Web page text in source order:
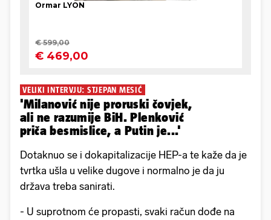
VELIKI INTERVJU: STJEPAN MESIĆ
'Milanović nije proruski čovjek,
ali ne razumije BiH. Plenković
priča besmislice, a Putin je...'
Dotaknuo se i dokapitalizacije HEP-a te kaže da je
tvrtka ušla u velike dugove i normalno je da ju
država treba sanirati.
- U suprotnom će propasti, svaki račun dođe na